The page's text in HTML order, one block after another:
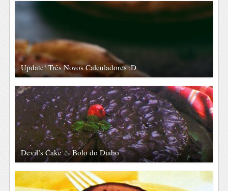
Update! Três Novos Calculadores ;D
Devil’s Cake ♨ Bolo do Diabo